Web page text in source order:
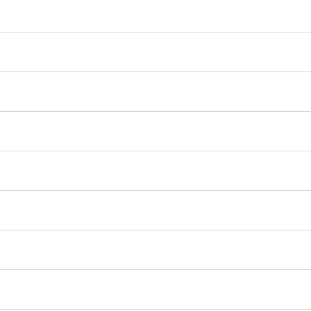
een berichtje via het
Scan deze bij het inrijden met de scanner in de toegangszuil